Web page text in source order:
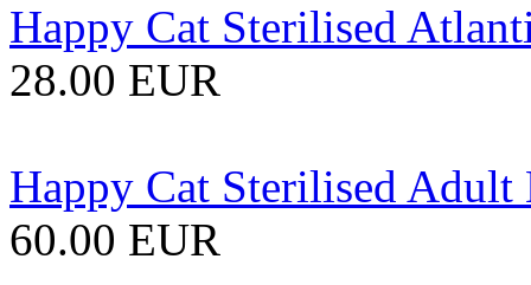
Happy Cat Sterilised
28.00 EUR
Happy Cat Sterilised
60.00 EUR